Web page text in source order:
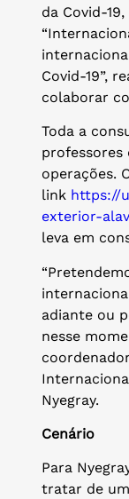
da Covid-
Covid-19”,
colaborar
Toda a
professores
operações.
link https://
exterior-
leva em
adiante ou
nesse
Nyegray.
Cenário
Para
tratar de